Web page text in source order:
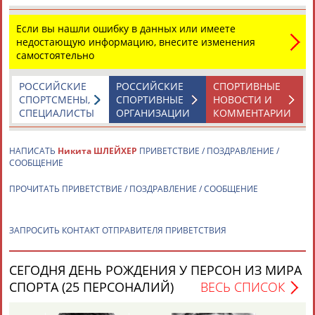
чемпионка...
31.01.2024
Евгений Кузнецов победил в прыжках в воду с трамплина на
чемпионате России в Екатеринбурге
... Кузнецов показал результат 464,25 балла. Второе место
занялНикита Шлейхер(462,20). Третьим стал Егор Лапин
(447,30). В...
(Проект:Информационное агентство СТАДИОН
28.06.2023
Прыжки в воду. Чемпионат России 2023. Парные прыжки
(прямая видеотрансляция)
Никита Шлейхер, чемпионка Европы Мария Полякова,
26.06.2023
Если вы нашли ошибку в данных или имеете
недостающую информацию, внесите изменения
самостоятельно
СПОРТИВНЫЕ
НОВОСТИ И
КОММЕНТАРИИ
РОССИЙСКИЕ
СПОРТИВНЫЕ
ОРГАНИЗАЦИИ
РОССИЙСКИЕ
СПОРТСМЕНЫ,
СПЕЦИАЛИСТЫ
НАПИСАТЬ Никита ШЛЕЙХЕР ПРИВЕТСТВИЕ / ПОЗДРАВЛЕНИЕ /
СООБЩЕНИЕ
ПРОЧИТАТЬ ПРИВЕТСТВИЕ / ПОЗДРАВЛЕНИЕ / СООБЩЕНИЕ
ЗАПРОСИТЬ КОНТАКТ ОТПРАВИТЕЛЯ ПРИВЕТСТВИЯ
СЕГОДНЯ ДЕНЬ РОЖДЕНИЯ У ПЕРСОН ИЗ МИРА
СПОРТА (25 ПЕРСОНАЛИЙ)
ВЕСЬ СПИСОК